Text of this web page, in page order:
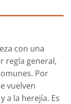
con una
regla general,
Por
vuelven
a la herejía. Es